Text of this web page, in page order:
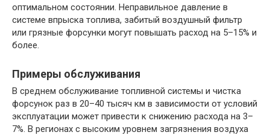
оптимальном состоянии. Неправильное давление в
системе впрыска топлива, забитый воздушный фильтр
или грязные форсунки могут повышать расход на 5–15% и
более.
Примеры обслуживания
В среднем обслуживание топливной системы и чистка
форсунок раз в 20–40 тысяч км в зависимости от условий
эксплуатации может привести к снижению расхода на 3–
7%. В регионах с высоким уровнем загрязнения воздуха